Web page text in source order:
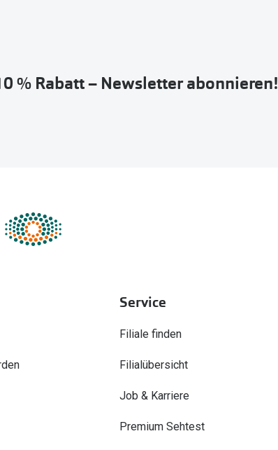
% Rabatt – Newsletter abonnieren!
Service
Filiale finden
Filialübersicht
Job & Karriere
Premium Sehtest